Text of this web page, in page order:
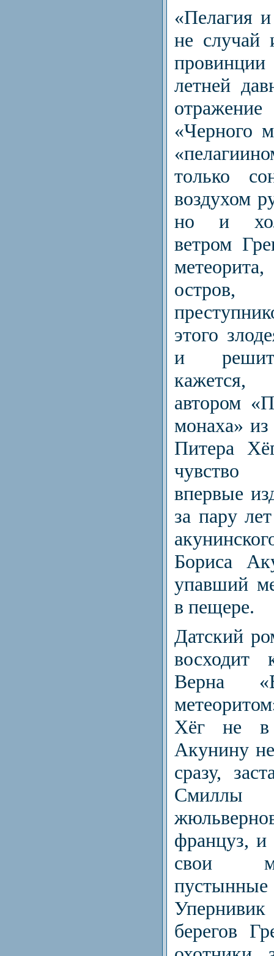
«Пелагия
не случай
летней
«Черного
только
воздухом
но и
ветром
этого
и
кажется,
автором
монаха» из
Питера
чувство
впервые
за пару
Бориса
упавший
в пещере.
Датский
Верна
Хёг не в
Акунину
сразу,
француз, и
свои
берегов